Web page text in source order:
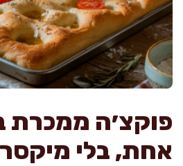
פוקצ׳ה ממכרת
אחת, בלי